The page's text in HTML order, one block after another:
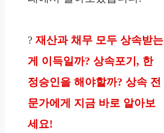
? 재산과 채무 모두 상속받는
게 이득일까? 상속포기, 한
정승인을 해야할까? 상속 전
문가에게 지금 바로 알아보
세요!